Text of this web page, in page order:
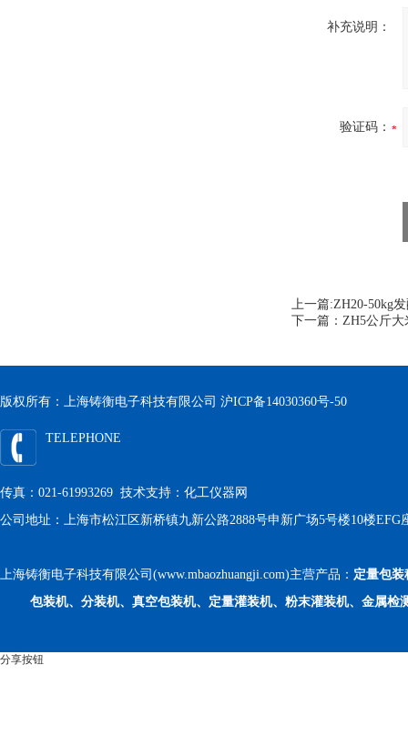
补充说明：
验证码：
上一篇:ZH20-50kg
下一篇： ZH5公斤
版权所有：上海铸衡电子科技有限公司 沪ICP备14030360号-50
TELEPHONE
传真：021-61993269 技术支持： 化工仪器网
公司地址：上海市松江区新桥镇九新公路2888号申新广场5号楼10楼EFG
上海铸衡电子科技有限公司(www.mbaozhuangji.com)主营产品： 定量包装
包装机、分装机、真空包装机、定量灌装机、粉末灌装机、金属检
分享按钮